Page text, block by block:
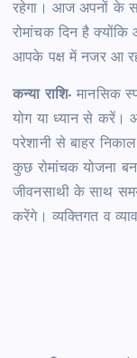
रहेगा। आज अपनों के
रोमांचक दिन है
आपके पक्ष में नजर आ
कन्या राशि- मानसिक
योग या ध्यान से
परेशानी से बाहर
कुछ रोमांचक योजना
जीवनसाथी के साथ
करेंगे। व्यक्तिगत व